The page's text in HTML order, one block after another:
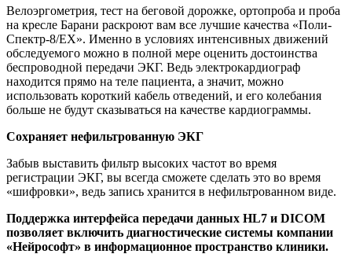
Велоэргометрия, тест на беговой дорожке, ортопроба и проба
на кресле Барани раскроют вам все лучшие качества «Поли-
Спектр-8/ЕХ». Именно в условиях интенсивных движений
обследуемого можно в полной мере оценить достоинства
беспроводной передачи ЭКГ. Ведь электрокардиограф
находится прямо на теле пациента, а значит, можно
использовать короткий кабель отведений, и его колебания
больше не будут сказываться на качестве кардиограммы.
Сохраняет нефильтрованную ЭКГ
Забыв выставить фильтр высоких частот во время
регистрации ЭКГ, вы всегда сможете сделать это во время
«шифровки», ведь запиcь хранится в нефильтрованном виде.
Поддержка интерфейса передачи данных HL7 и DICOM
позволяет включить диагностические системы компании
«Нейрософт» в информационное пространство клиники.